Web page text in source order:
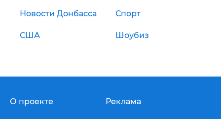
Новости Донбасса Спорт
США Шоубиз
О проекте Реклама